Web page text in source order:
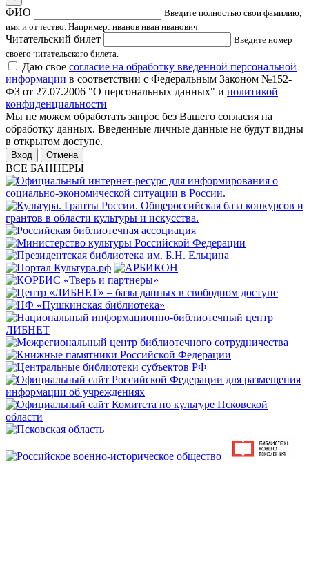
ФИО
Введите полностью свои фамилию,
имя и отчество. Например: иванов иван иванович
Читательский билет
Введите номер
своего читательского билета.
Даю свое согласие на обработку введенной персональной
информации в соответствии с Федеральным Законом №152-
ФЗ от 27.07.2006 "О персональных данных" и политикой
конфиденциальности
Мы не можем обработать запрос без Вашего согласия на
обработку данных. Введенные личные данные не будут видны
в открытом доступе.
Отмена
ВСЕ БАННЕРЫ